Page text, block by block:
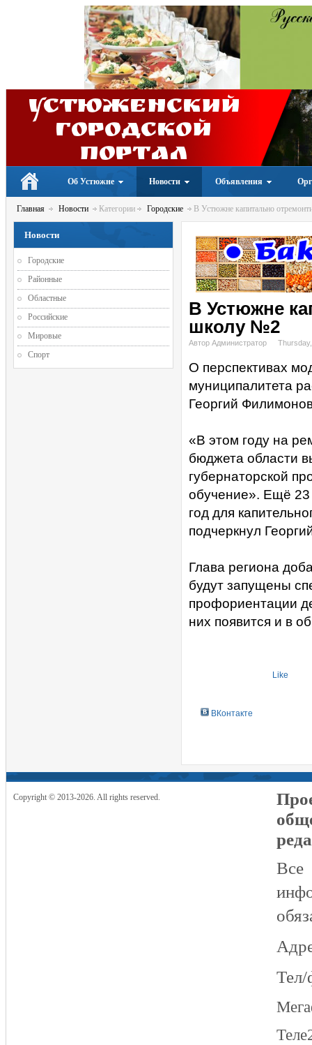
Устюженский
Городской
портал
Об Устюжне Новости Объявления
Главная Новости Категории Городские В Устюжне капитально
В Устюжне
школу №2
Автор Администратор
О перспективах
муниципалитета
Георгий
«В этом году на
бюджета области
губернаторской
обучение». Ещё
год для
подчеркнул
Глава региона
будут запущены
профориентации
них появится и в
Like
ВКонтакте
Новости
Городские
Районные
Областные
Российские
Мировые
Спорт
Copyright © 2013-2026. All rights reserved.